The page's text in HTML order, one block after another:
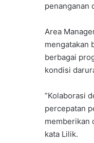
penanganan
‎Area
mengatakan
berbagai
kondisi
‎”Kolaborasi
percepatan
memberikan
kata Lilik.